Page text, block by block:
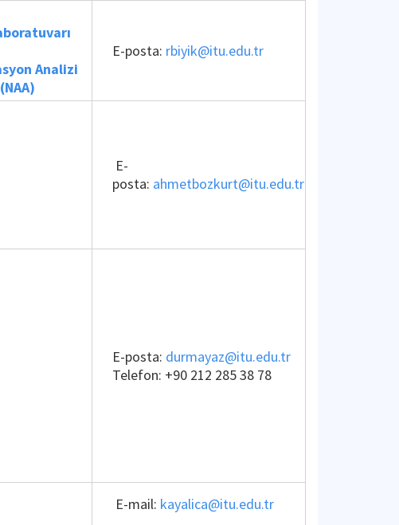
Analizi
E-posta: rbiyik@itu.edu.tr
E-
posta: ahmetbozkurt@itu.edu.tr
E-posta: durmayaz@itu.edu.tr
Telefon: +90 212 285 38 78
E-mail: kayalica@itu.edu.tr